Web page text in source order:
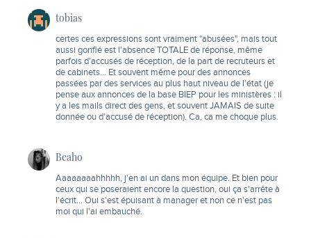
tobias
certes ces expressions sont vraiment "abusées", mais tout
aussi gonflé est l'absence TOTALE de réponse, même
parfois d'accusés de réception, de la part de recruteurs et
de cabinets… Et souvent même pour des annonces
passées par des services au plus haut niveau de l'état (je
pense aux annonces de la base BIEP pour les ministères : il
y a les mails direct des gens, et souvent JAMAIS de suite
donnée ou d'accusé de réception). Ca, ca me choque plus.
Beaho
Aaaaaaaahhhhh, j'en ai un dans mon équipe. Et bien pour
ceux qui se poseraient encore la question, oui ça s'arrête à
l'écrit… Oui s'est épuisant à manager et non ce n'est pas
moi qui l'ai embauché.